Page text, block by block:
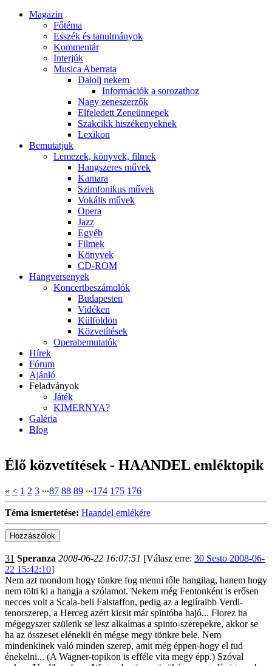
Magazin
Főtéma
Esszék és tanulmányok
Kommentár
Interjúk
Musica Aberrata
Dalolj nekem
Információk a sorozathoz
Nagy zeneszerzők
Elfeledett Zeneünnepek
Szakcikk hiszékenyeknek
Lexikon
Bemutatjuk
Lemezek, könyvek, filmek
Hangszeres művek
Kamara
Szimfonikus művek
Vokális művek
Opera
Jazz
Egyéb
Filmek
Könyvek
CD-ROM
Hangversenyek
Koncertbeszámolók
Budapesten
Vidéken
Külföldön
Közvetítések
Operabemutatók
Hírek
Fórum
Ajánló
Feladványok
Játék
KIMERNYA?
Galéria
Blog
Élő közvetítések - HAANDEL emléktopik
« < 1 2 3 ∙∙∙87 88 89 ∙∙∙174 175 176
Téma ismertetése: Haandel emlékére
31 Speranza 2008-06-22 16:07:51 [Válasz erre: 30 Sesto 2008-06-
22 15:42:10]
Nem azt mondom hogy tönkre fog menni tőle hangilag, hanem hogy
nem tölti ki a hangja a szólamot. Nekem még Fentonként is erősen
necces volt a Scala-beli Falstaffon, pedig az a leglíraibb Verdi-
tenorszerep, a Herceg azért kicsit már spintóba hajó... Florez ha
mégegyszer születik se lesz alkalmas a spinto-szerepekre, akkor se
ha az összeset elénekli én mégse megy tönkre bele. Nem
mindenkinek való minden szerep, amit még éppen-hogy el tud
énekelni... (A Wagner-topikon is efféle vita megy épp.) Szóval